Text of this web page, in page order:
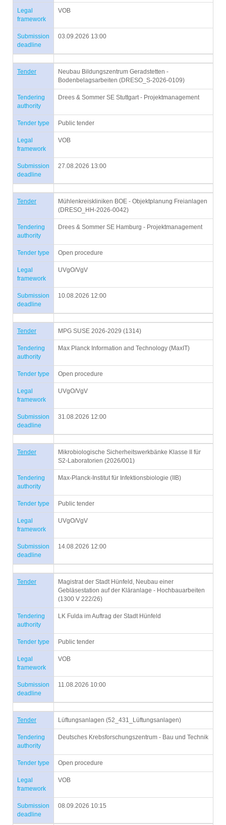
Legal
framework
VOB
Submission
deadline
03.09.2026 13:00
Tender
Neubau Bildungszentrum Geradstetten -
Bodenbelagsarbeiten (DRESO_S-2026-0109)
Tendering
authority
Drees & Sommer SE Stuttgart - Projektmanagement
Tender type Public tender
Legal
framework
VOB
Submission
deadline
27.08.2026 13:00
Tender
Mühlenkreiskliniken BOE - Objektplanung Freianlagen
(DRESO_HH-2026-0042)
Tendering
authority
Drees & Sommer SE Hamburg - Projektmanagement
Tender type Open procedure
Legal
framework
UVgO/VgV
Submission
deadline
10.08.2026 12:00
Tender MPG SUSE 2026-2029 (1314)
Tendering
authority
Max Planck Information and Technology (MaxIT)
Tender type Open procedure
Legal
framework
UVgO/VgV
Submission
deadline
31.08.2026 12:00
Tender
Mikrobiologische Sicherheitswerkbänke Klasse II für
S2-Laboratorien (2026/001)
Tendering
authority
Max-Planck-Institut für Infektionsbiologie (IIB)
Tender type Public tender
Legal
framework
UVgO/VgV
Submission
deadline
14.08.2026 12:00
Tender
Magistrat der Stadt Hünfeld, Neubau einer
Gebläsestation auf der Kläranlage - Hochbauarbeiten
(1300 V 222/26)
Tendering
authority
LK Fulda im Auftrag der Stadt Hünfeld
Tender type Public tender
Legal
framework
VOB
Submission
deadline
11.08.2026 10:00
Tender Lüftungsanlagen (52_431_Lüftungsanlagen)
Tendering
authority
Deutsches Krebsforschungszentrum - Bau und Technik
Tender type Open procedure
Legal
framework
VOB
Submission
deadline
08.09.2026 10:15